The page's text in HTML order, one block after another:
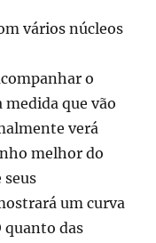
vários núcleos
o
medida que vão
verá
melhor do
um curva
quanto das